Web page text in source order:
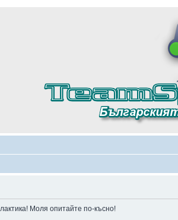
Моля опитайте по-късно!